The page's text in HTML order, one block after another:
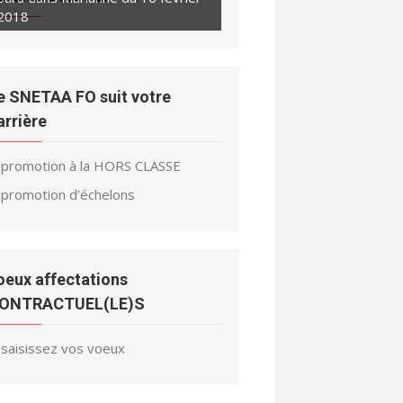
SNETAA FO suit votre
promotion à la HORS CLASSE
promotion d’échelons
affectations
saisissez vos voeux